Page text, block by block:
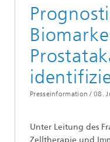
Presseinformation / 08.
Unter Leitung des
Zelltherapie und